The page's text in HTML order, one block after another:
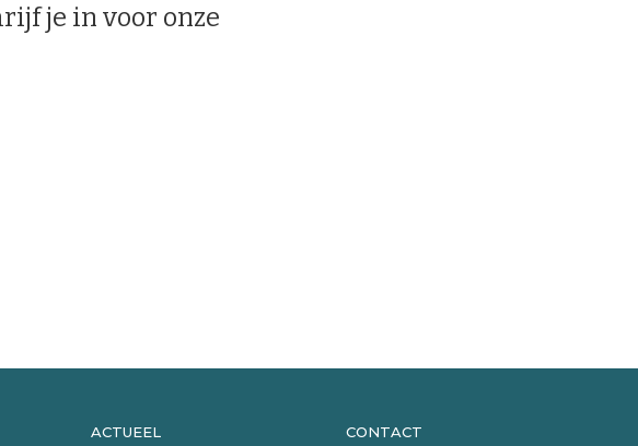
je in voor onze
ACTUEEL CONTACT